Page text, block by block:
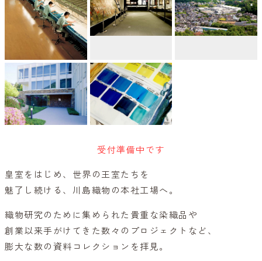
受付準備中です
皇室をはじめ、世界の王室たちを
魅了し続ける、川島織物の本社工場へ。
織物研究のために集められた貴重な染織品や
創業以来手がけてきた数々のプロジェクトなど、
膨大な数の資料コレクションを拝見。